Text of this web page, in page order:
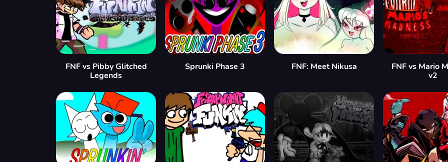
FNF vs Pibby Glitched
Legends
Sprunki Phase 3 FNF: Meet Nikusa
FNF vs Mario
v2